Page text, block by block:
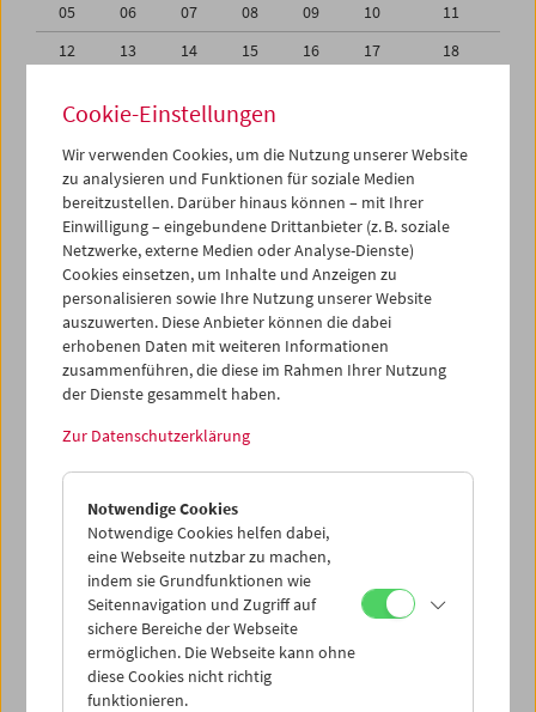
05
06 07 08 09 10
11
12
13 14 15 16 17
18
26
27 28 29
03
04 05 06 07 08 09
iCalender
Programmheft-PDF
English language or subtitles
< Vorherige Woche
Mo 19.4.
Di 20.4.
Mi 21.4.
Do 22.4.
Cookie-Einstellungen
Wir verwenden Cookies, um die Nutzung unserer Website
zu analysieren und Funktionen für soziale Medien
bereitzustellen. Darüber hinaus können – mit Ihrer
Einwilligung – eingebundene Drittanbieter (z. B. soziale
Netzwerke, externe Medien oder Analyse-Dienste)
Cookies einsetzen, um Inhalte und Anzeigen zu
personalisieren sowie Ihre Nutzung unserer Website
auszuwerten. Diese Anbieter können die dabei
erhobenen Daten mit weiteren Informationen
zusammenführen, die diese im Rahmen Ihrer Nutzung
der Dienste gesammelt haben.
Zur Datenschutzerklärung
Notwendige Cookies
Notwendige Cookies helfen dabei,
eine Webseite nutzbar zu machen,
indem sie Grundfunktionen wie
Seitennavigation und Zugriff auf
sichere Bereiche der Webseite
ermöglichen. Die Webseite kann ohne
diese Cookies nicht richtig
funktionieren.